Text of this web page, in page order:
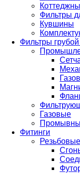
Фильтры
Кувшины
Фильтры грубой
Газовые
Фитинги